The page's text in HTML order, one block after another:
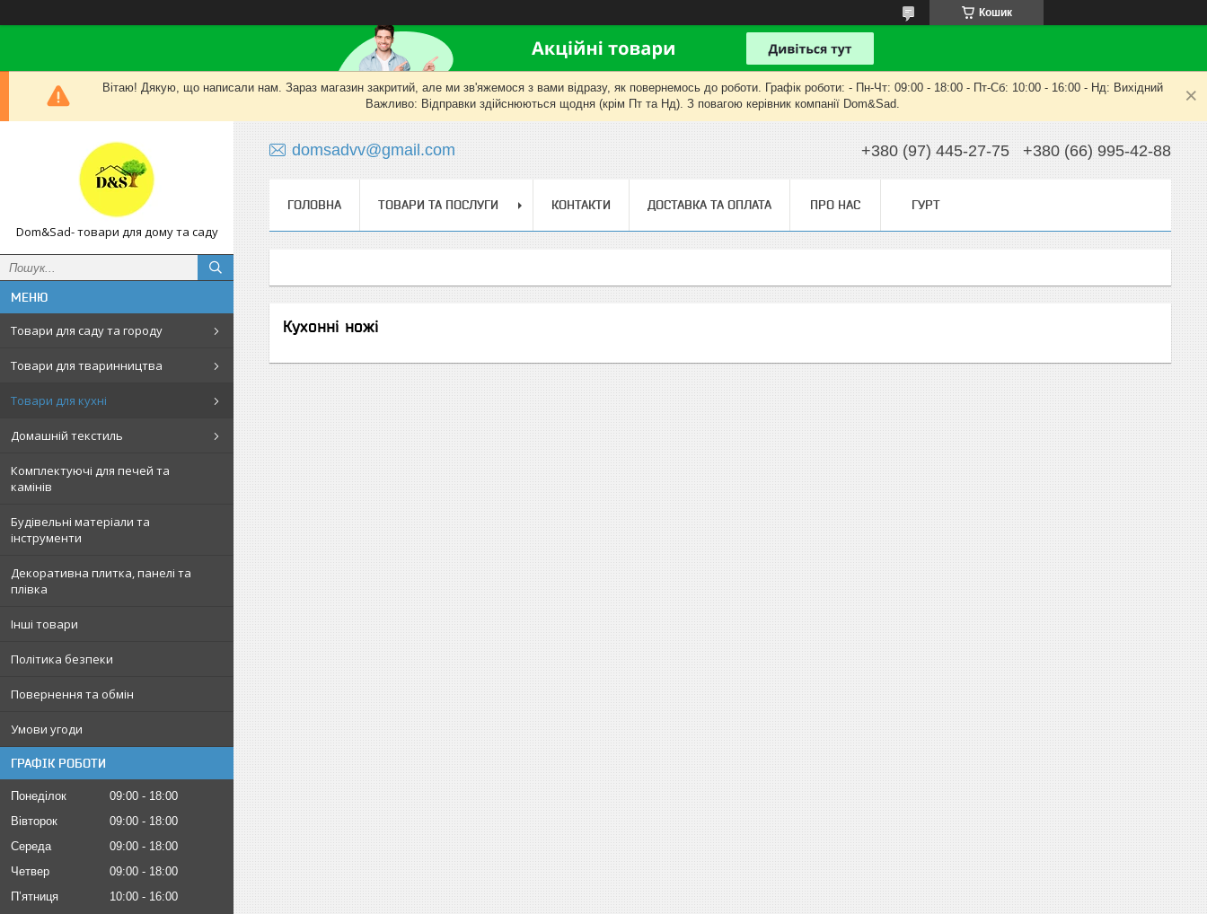
Кошик
Вітаю! Дякую, що написали нам. Зараз магазин закритий, але ми зв'яжемося з вами відразу, як повернемось до роботи. Графік роботи: - Пн-Чт: 09:00 - 18:00 - Пт-Сб: 10:00 - 16:00 - Нд: Вихідний
Важливо: Відправки здійснюються щодня (крім Пт та Нд). З повагою керівник компанії Dom&Sad.
Dom&Sad- товари для дому та саду
Товари для саду та городу
Товари для тваринництва
Товари для кухні
Домашній текстиль
Комплектуючі для печей та
камінів
Будівельні матеріали та
інструменти
Декоративна плитка, панелі та
плівка
Інші товари
Політика безпеки
Повернення та обмін
Умови угоди
ГРАФІК РОБОТИ
Понеділок 09:00
18:00
Вівторок
09:00
18:00
Середа
09:00
18:00
Четвер
09:00
18:00
Пʼятниця
10:00
16:00
domsadvv@gmail.com +380 (97) 445-27-75 +380 (66) 995-42-88
ГОЛОВНА ТОВАРИ ТА ПОСЛУГИ КОНТАКТИ ДОСТАВКА ТА ОПЛАТА ПРО НАС ГУРТ
Кухонні ножі